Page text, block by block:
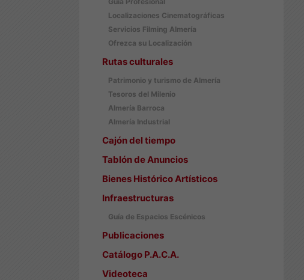
Localizaciones Cinematográficas
Servicios Filming Almería
Ofrezca su Localización
Rutas culturales
Patrimonio y turismo de Almería
Tesoros del Milenio
Almería Barroca
Almería Industrial
Cajón del tiempo
Tablón de Anuncios
Bienes Histórico Artísticos
Infraestructuras
Guía de Espacios Escénicos
Publicaciones
Catálogo P.A.C.A.
Videoteca